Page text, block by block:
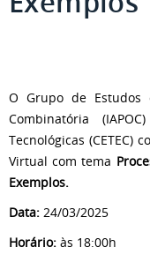
O Grupo de Estudos
Combinatória
Tecnológicas (CETEC)
Virtual com tema
Exemplos.
Data: 24/03/2025
Horário: às 18:00h